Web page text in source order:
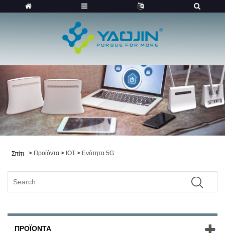
Σπίτι > Προϊόντα > IOT > Ενότητα 5G
ΠΡΟΪΌΝΤΑ